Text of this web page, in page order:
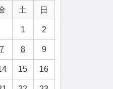
土 日
1 2
7 8 9
15 16